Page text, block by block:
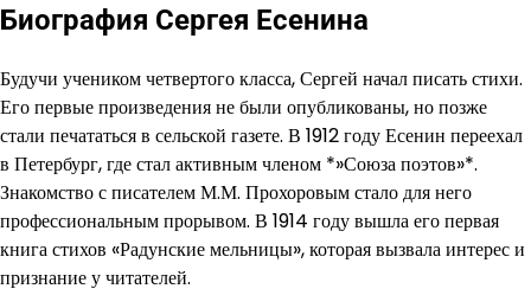
Биография Сергея Есенина
Будучи учеником четвертого класса, Сергей начал писать стихи.
Его первые произведения не были опубликованы, но позже
стали печататься в сельской газете. В 1912 году Есенин переехал
в Петербург, где стал активным членом *»Союза поэтов»*.
Знакомство с писателем М.М. Прохоровым стало для него
профессиональным прорывом. В 1914 году вышла его первая
книга стихов «Радунские мельницы», которая вызвала интерес и
признание у читателей.